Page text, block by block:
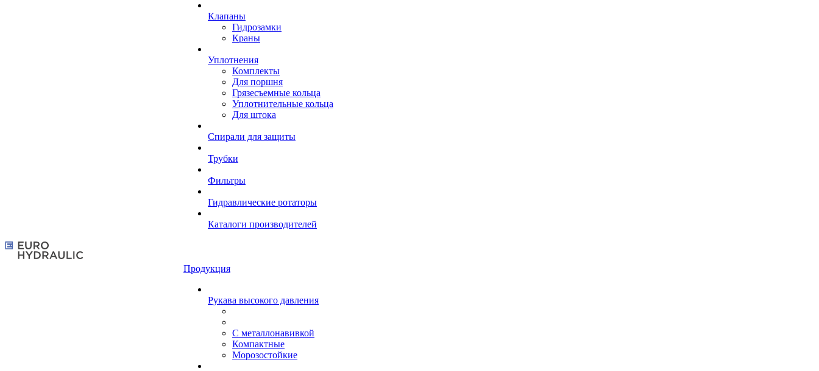
Клапаны
Гидрозамки
Краны
Уплотнения
Комплекты
Для поршня
Грязесъемные кольца
Уплотнительные кольца
Для штока
Спирали для защиты
Трубки
Фильтры
Гидравлические ротаторы
Каталоги производителей
Продукция
Рукава высокого давления
С металлонавивкой
Компактные
Морозостойкие